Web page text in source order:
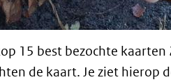
15 best bezochte kaarten
de kaart. Je ziet hierop